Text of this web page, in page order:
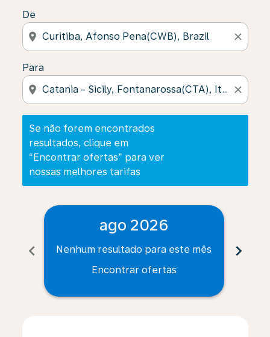
De
location_on close
Para
location_on close
Se não forem encontrados
resultados, clique em
“Encontrar ofertas” para ver
nossas melhores tarifas
chevron_left
ago 2026
Nenhum resultado para este mês
Encontrar ofertas
chevron_right